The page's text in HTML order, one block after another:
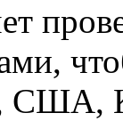
США,